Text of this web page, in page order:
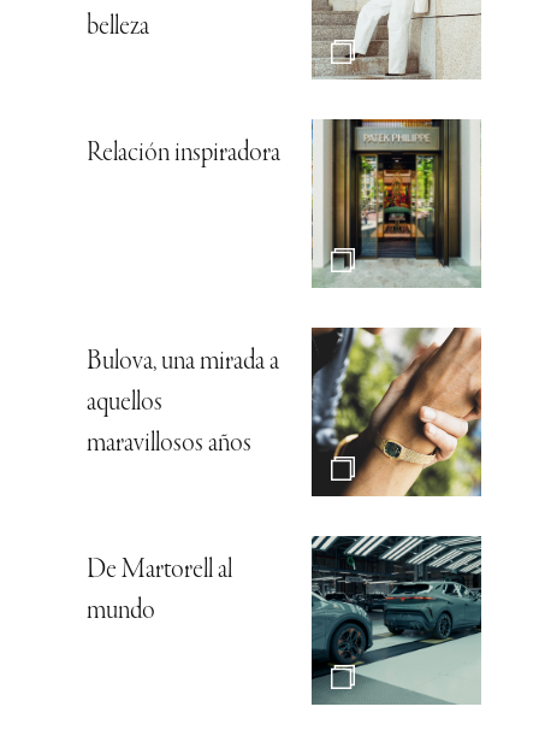
belleza
Relación inspiradora
Bulova, una mirada a
aquellos
maravillosos años
De Martorell al
mundo